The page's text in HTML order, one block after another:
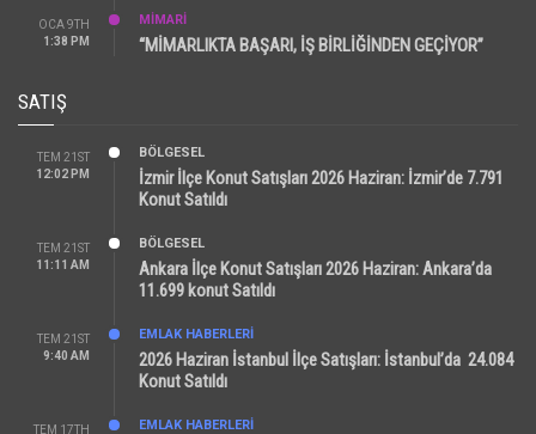
OCA 9TH
1:38 PM
MİMARİ
“MİMARLIKTA BAŞARI, İŞ BİRLİĞİNDEN GEÇİYOR”
SATIŞ
TEM 21ST
12:02 PM
BÖLGESEL
İzmir İlçe Konut Satışları 2026 Haziran: İzmir’de 7.791
Konut Satıldı
TEM 21ST
11:11 AM
BÖLGESEL
Ankara İlçe Konut Satışları 2026 Haziran: Ankara’da
11.699 konut Satıldı
TEM 21ST
9:40 AM
EMLAK HABERLERI
2026 Haziran İstanbul İlçe Satışları: İstanbul’da 24.084
Konut Satıldı
TEM 17TH EMLAK HABERLERI